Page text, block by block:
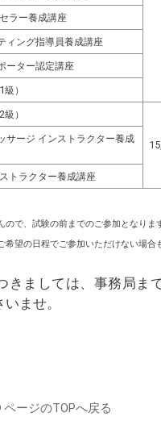
ラー養成講座
ィング指導員養成講座
ーター認定講座
）
）
サージ インストラクター養成
トラクター養成講座
で、試験の前までのご参加となりま
望の日程でご参加いただけない場合
きましては、事務局ま
ませ。
ページのTOPへ戻る